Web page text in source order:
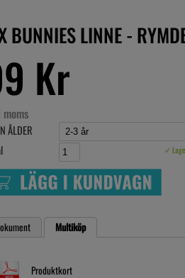
BUNNIES LINNE -
Kr
ÅLDER
✓
Multiköp
Produktkort